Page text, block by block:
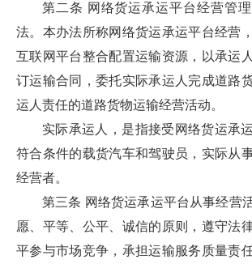
第二条 网络货运承运平台经营管
法。本办法所称网络货运承运平台经营
互联网平台整合配置运输资源，以承运
订运输合同，委托实际承运人完成道路
运人责任的道路货物运输经营活动。
实际承运人，是指接受网络货运承
符合条件的载货汽车和驾驶员，实际从
经营者。
第三条 网络货运承运平台从事经营
愿、平等、公平、诚信的原则，遵守法
平参与市场竞争，承担运输服务质量责